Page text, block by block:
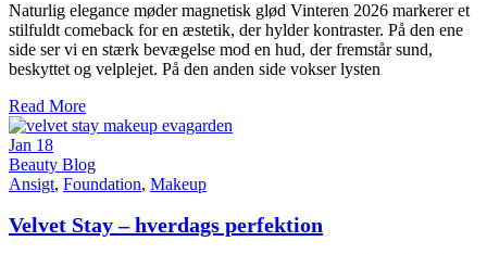
Naturlig elegance møder magnetisk glød Vinteren 2026 markerer et
stilfuldt comeback for en æstetik, der hylder kontraster. På den ene
side ser vi en stærk bevægelse mod en hud, der fremstår sund,
beskyttet og velplejet. På den anden side vokser lysten
Read More
Jan 18
Beauty Blog
Ansigt, Foundation, Makeup
Velvet Stay – hverdags perfektion